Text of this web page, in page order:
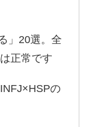
」20選。全
正常です
の